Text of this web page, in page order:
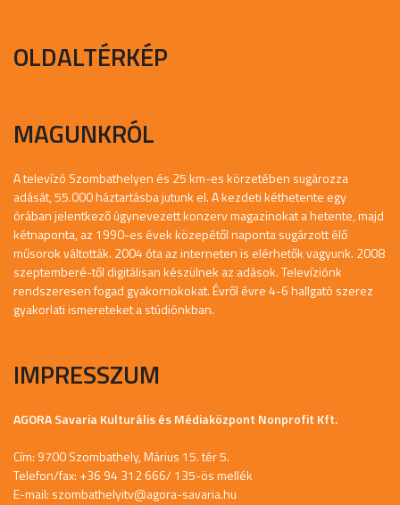
OLDALTÉRKÉP
MAGUNKRÓL
A televízó Szombathelyen és 25 km-es körzetében sugározza
adását, 55.000 háztartásba jutunk el. A kezdeti kéthetente egy
órában jelentkező úgynevezett konzerv magazinokat a hetente, majd
kétnaponta, az 1990-es évek közepétől naponta sugárzott élő
műsorok váltották. 2004 óta az interneten is elérhetők vagyunk. 2008
szeptemberé-től digitálisan készülnek az adások. Televíziónk
rendszeresen fogad gyakornokokat. Évről évre 4-6 hallgató szerez
gyakorlati ismereteket a stúdiónkban.
IMPRESSZUM
AGORA Savaria Kulturális és Médiaközpont Nonprofit Kft.
Cím: 9700 Szombathely, Márius 15. tér 5.
Telefon/fax: +36 94 312 666/ 135-ös mellék
E-mail: szombathelyitv@agora-savaria.hu